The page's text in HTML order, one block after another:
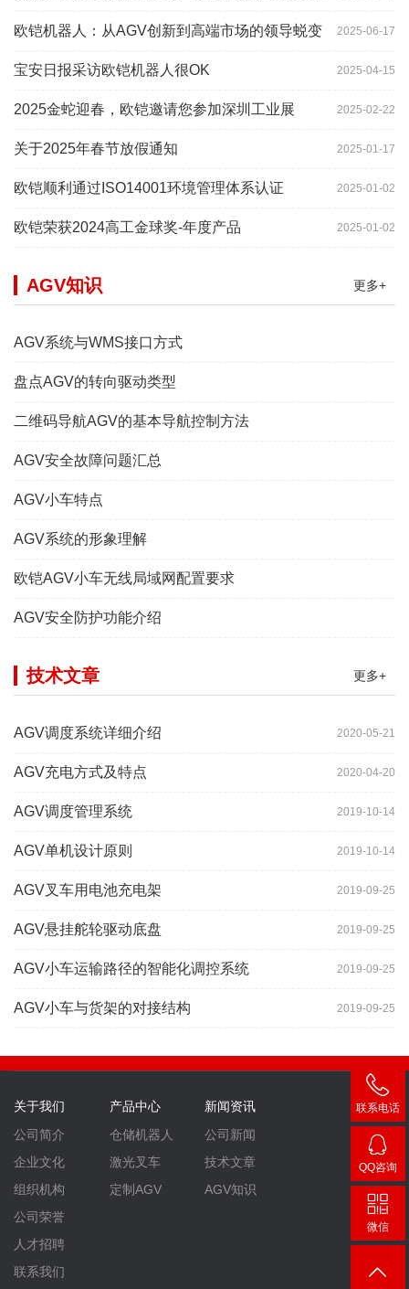
2025-06-17
欧铠机器人：从AGV创新到高端市场的领导蜕变
2025-04-15
宝安日报采访欧铠机器人很OK
2025-02-22
2025金蛇迎春，欧铠邀请您参加深圳工业展
2025-01-17
关于2025年春节放假通知
2025-01-02
欧铠顺利通过ISO14001环境管理体系认证
2025-01-02
欧铠荣获2024高工金球奖-年度产品
更多+
AGV知识
AGV系统与WMS接口方式
盘点AGV的转向驱动类型
二维码导航AGV的基本导航控制方法
AGV安全故障问题汇总
AGV小车特点
AGV系统的形象理解
欧铠AGV小车无线局域网配置要求
AGV安全防护功能介绍
更多+
技术文章
2020-05-21
AGV调度系统详细介绍
2020-04-20
AGV充电方式及特点
2019-10-14
AGV调度管理系统
2019-10-14
AGV单机设计原则
2019-09-25
AGV叉车用电池充电架
2019-09-25
AGV悬挂舵轮驱动底盘
2019-09-25
AGV小车运输路径的智能化调控系统
2019-09-25
AGV小车与货架的对接结构
关于我们
公司简介
企业文化
组织机构
公司荣誉
人才招聘
联系我们
产品中心
仓储机器人
激光叉车
定制AGV
新闻资讯
公司新闻
技术文章
AGV知识
联系电话
400-
007-
3860
QQ咨询
微信